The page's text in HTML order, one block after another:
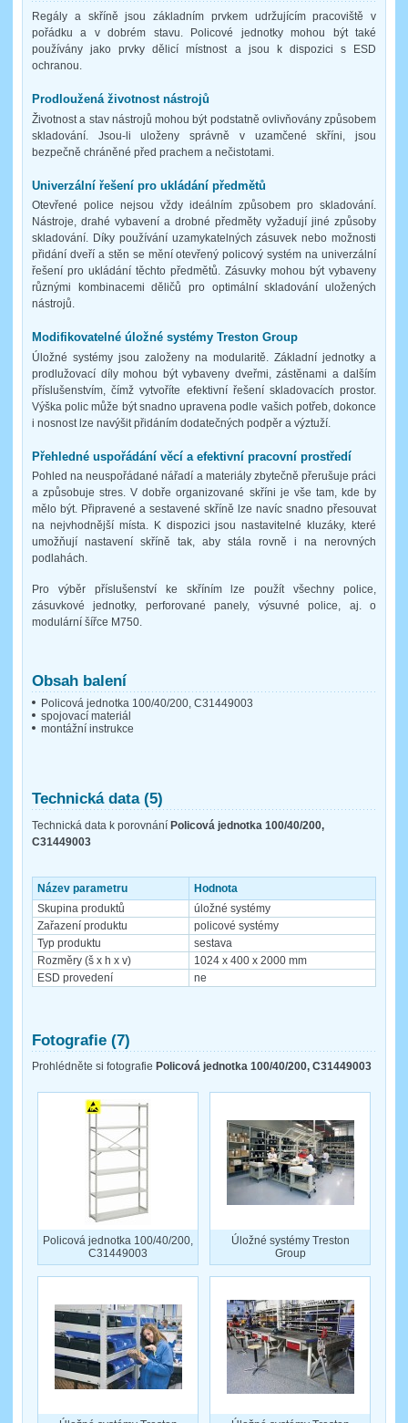
Regály a skříně jsou základním prvkem udržujícím pracoviště v
pořádku a v dobrém stavu. Policové jednotky mohou být také
používány jako prvky dělicí místnost a jsou k dispozici s ESD
ochranou.
Prodloužená životnost nástrojů
Životnost a stav nástrojů mohou být podstatně ovlivňovány způsobem
skladování. Jsou-li uloženy správně v uzamčené skříni, jsou
bezpečně chráněné před prachem a nečistotami.
Univerzální řešení pro ukládání předmětů
Otevřené police nejsou vždy ideálním způsobem pro skladování.
Nástroje, drahé vybavení a drobné předměty vyžadují jiné způsoby
skladování. Díky používání uzamykatelných zásuvek nebo možnosti
přidání dveří a stěn se mění otevřený policový systém na univerzální
řešení pro ukládání těchto předmětů. Zásuvky mohou být vybaveny
různými kombinacemi děličů pro optimální skladování uložených
nástrojů.
Modifikovatelné úložné systémy Treston Group
Úložné systémy jsou založeny na modularitě. Základní jednotky a
prodlužovací díly mohou být vybaveny dveřmi, zástěnami a dalším
příslušenstvím, čímž vytvoříte efektivní řešení skladovacích prostor.
Výška polic může být snadno upravena podle vašich potřeb, dokonce
i nosnost lze navýšit přidáním dodatečných podpěr a výztuží.
Přehledné uspořádání věcí a efektivní pracovní prostředí
Pohled na neuspořádané nářadí a materiály zbytečně přerušuje práci
a způsobuje stres. V dobře organizované skříni je vše tam, kde by
mělo být. Připravené a sestavené skříně lze navíc snadno přesouvat
na nejvhodnější místa. K dispozici jsou nastavitelné kluzáky, které
umožňují nastavení skříně tak, aby stála rovně i na nerovných
podlahách.
Pro výběr příslušenství ke skříním lze použít všechny police,
zásuvkové jednotky, perforované panely, výsuvné police, aj. o
modulární šířce M750.
Obsah balení
Policová jednotka 100/40/200, C31449003
spojovací materiál
montážní instrukce
Technická data (5)
Technická data k porovnání Policová jednotka 100/40/200,
C31449003
Název parametru
Hodnota
Skupina produktů
úložné systémy
Zařazení produktu
policové systémy
Typ produktu
sestava
Rozměry (š x h x v)
1024 x 400 x 2000 mm
ESD provedení
ne
Fotografie (7)
Prohlédněte si fotografie Policová jednotka 100/40/200, C31449003
Policová jednotka 100/40/200,
C31449003
Úložné systémy Treston
Group